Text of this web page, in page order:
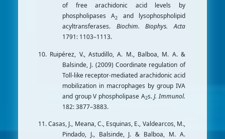
of free arachidonic acid levels by
phospholipases A2
and lysophospholipid
acyltransferases. Biochim. Biophys. Acta
1791: 1103–1113.
10. Ruipérez, V., Astudillo, A. M., Balboa, M. A. &
Balsinde, J. (2009) Coordinate regulation of
Toll-like receptor-mediated arachidonic acid
mobilization in macrophages by group IVA
and group V phospholipase A2s.J. Immunol.
182: 3877–3883.
11. Casas, J., Meana, C., Esquinas, E., Valdearcos, M.,
Pindado, J., Balsinde, J. & Balboa, M. A.